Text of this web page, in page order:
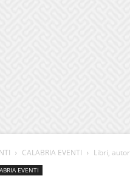
CALABRIA EVENTI Libri,
EVENTI